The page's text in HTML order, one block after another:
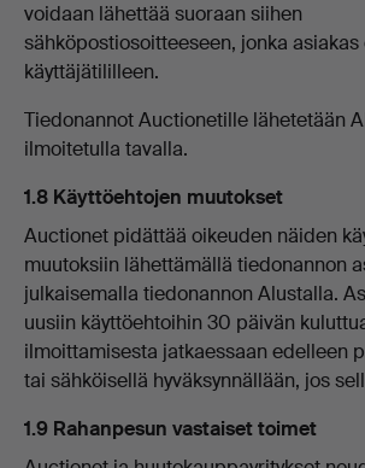
voidaan lähettää suoraan siihen
sähköpostiosoitteeseen, jonka
käyttäjätililleen.
Tiedonannot Auctionetille lähetetään
ilmoitetulla tavalla.
1.8 Käyttöehtojen muutokset
Auctionet pidättää oikeuden näiden
muutoksiin lähettämällä tiedonannon
julkaisemalla tiedonannon Alustalla.
uusiin käyttöehtoihin 30 päivän
ilmoittamisesta jatkaessaan edelleen
tai sähköisellä hyväksynnällään, jos
1.9 Rahanpesun vastaiset toimet